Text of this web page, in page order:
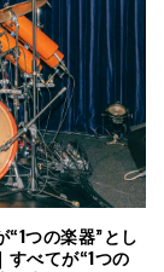
つの楽器”とし
べてが“1つの